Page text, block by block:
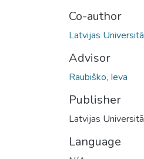
Co-author
Latvijas
Advisor
Raubiško, Ieva
Publisher
Latvijas
Language